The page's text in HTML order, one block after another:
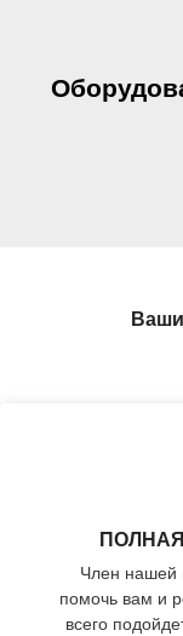
Член нашей
помочь вам и
всего